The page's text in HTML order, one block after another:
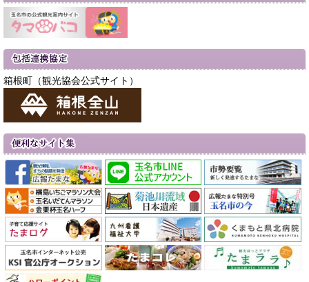
箱根町（観光協会公式サイト）